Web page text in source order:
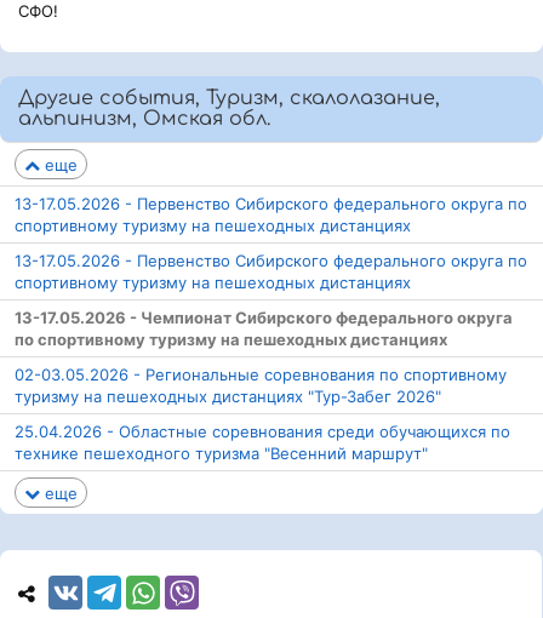
СФО!
Другие события, Туризм, скалолазание,
альпинизм, Омская обл.
еще
13-17.05.2026 - Первенство Сибирского федерального округа по
спортивному туризму на пешеходных дистанциях
13-17.05.2026 - Первенство Сибирского федерального округа по
спортивному туризму на пешеходных дистанциях
13-17.05.2026 - Чемпионат Сибирского федерального округа
по спортивному туризму на пешеходных дистанциях
02-03.05.2026 - Региональные соревнования по спортивному
туризму на пешеходных дистанциях "Тур-Забег 2026"
25.04.2026 - Областные соревнования среди обучающихся по
технике пешеходного туризма "Весенний маршрут"
еще